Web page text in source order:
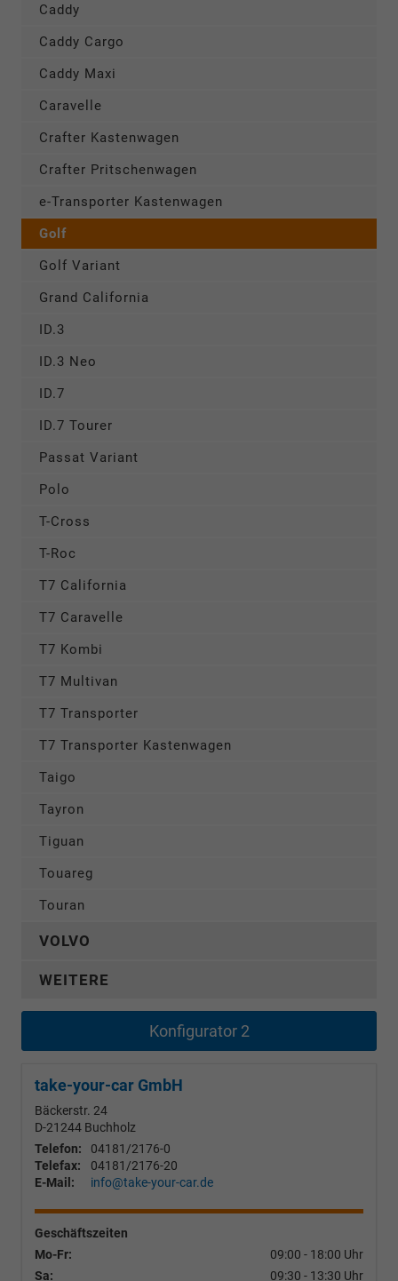
Caddy
Caddy Cargo
Caddy Maxi
Caravelle
Crafter Kastenwagen
Crafter Pritschenwagen
e-Transporter Kastenwagen
Golf
Golf Variant
Grand California
ID.3
ID.3 Neo
ID.7
ID.7 Tourer
Passat Variant
Polo
T-Cross
T-Roc
T7 California
T7 Caravelle
T7 Kombi
T7 Multivan
T7 Transporter
T7 Transporter Kastenwagen
Taigo
Tayron
Tiguan
Touareg
Touran
VOLVO
WEITERE
Konfigurator 2
take-your-car GmbH
Bäckerstr. 24
D-21244 Buchholz
Telefon:
04181/2176-0
Telefax:
04181/2176-20
E-Mail:
info@take-your-car.de
Geschäftszeiten
Mo-Fr:
09:00 - 18:00 Uhr
Sa:
09:30 - 13:30 Uhr